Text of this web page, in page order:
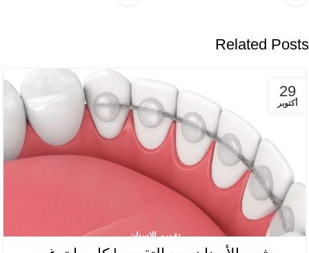
Related Posts
29
أكتوبر
تقويم الاسنان